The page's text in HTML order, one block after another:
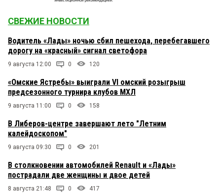
СВЕЖИЕ НОВОСТИ
Водитель «Лады» ночью сбил пешехода, перебегавшего
дорогу на «красный» сигнал светофора
9 августа 12:00 0 120
«Омские Ястребы» выиграли VI омский розыгрыш
предсезонного турнира клубов МХЛ
9 августа 11:00 0 158
В Либеров-центре завершают лето "Летним
калейдоскопом"
9 августа 09:30 0 201
В столкновении автомобилей Renault и «Лады»
пострадали две женщины и двое детей
8 августа 21:48 0 417